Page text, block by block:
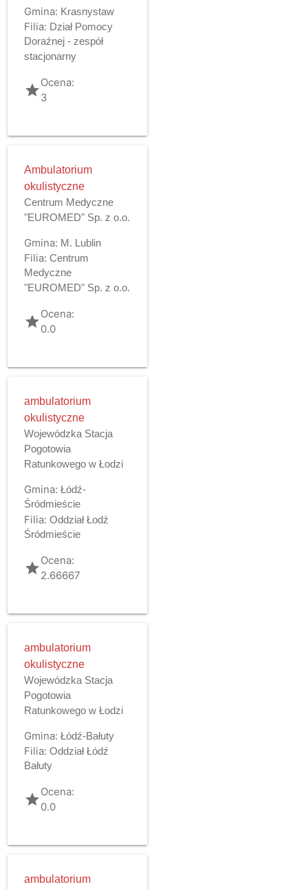
Gmina: Krasnystaw
Filia: Dział Pomocy
Doraźnej - zespół
stacjonarny
gradeOcena:
3
Ambulatorium
okulistyczne
Centrum Medyczne
"EUROMED" Sp. z o.o.
Gmina: M. Lublin
Filia: Centrum
Medyczne
"EUROMED" Sp. z o.o.
gradeOcena:
0.0
ambulatorium
okulistyczne
Wojewódzka Stacja
Pogotowia
Ratunkowego w Łodzi
Gmina: Łódź-
Śródmieście
Filia: Oddział Łodź
Śródmieście
gradeOcena:
2.66667
ambulatorium
okulistyczne
Wojewódzka Stacja
Pogotowia
Ratunkowego w Łodzi
Gmina: Łódź-Bałuty
Filia: Oddział Łódź
Bałuty
gradeOcena:
0.0
ambulatorium